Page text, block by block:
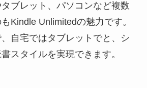
ブレット、パソコンなど複数
Kindle Unlimitedの魅力です。
自宅ではタブレットでと、シ
スタイルを実現できます。